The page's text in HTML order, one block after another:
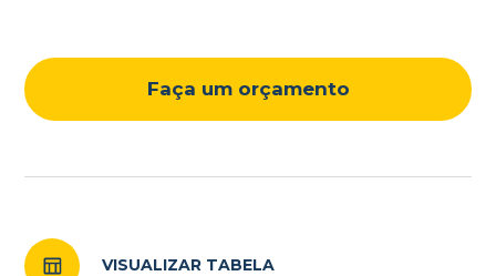
Faça um orçamento
VISUALIZAR TABELA